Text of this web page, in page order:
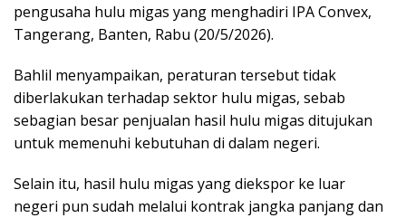
pengusaha hulu migas yang menghadiri IPA Convex,
Tangerang, Banten, Rabu (20/5/2026).
Bahlil menyampaikan, peraturan tersebut tidak
diberlakukan terhadap sektor hulu migas, sebab
sebagian besar penjualan hasil hulu migas ditujukan
untuk memenuhi kebutuhan di dalam negeri.
Selain itu, hasil hulu migas yang diekspor ke luar
negeri pun sudah melalui kontrak jangka panjang dan